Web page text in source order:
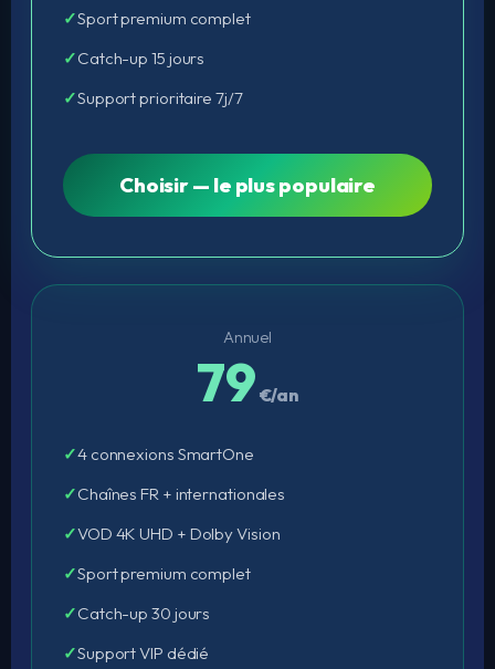
Sport premium complet
Catch-up 15 jours
Support prioritaire 7j/7
Choisir — le plus populaire
Annuel
79 €/an
4 connexions SmartOne
Chaînes FR + internationales
VOD 4K UHD + Dolby Vision
Sport premium complet
Catch-up 30 jours
Support VIP dédié